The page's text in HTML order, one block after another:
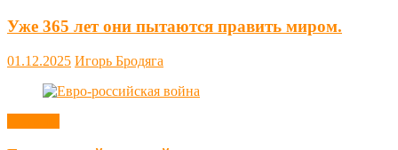
Уже 365 лет они пытаются править миром.
01.12.2025 Игорь Бродяга